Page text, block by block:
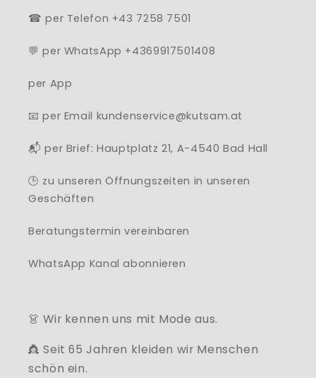
☎ per Telefon +43 7258 7501
💬 per WhatsApp +4369917501408
per App
📧 per Email kundenservice@kutsam.at
📬 per Brief: Hauptplatz 21, A-4540 Bad Hall
🕒 zu unseren Öffnungszeiten in unseren
Geschäften
Beratungstermin vereinbaren
WhatsApp Kanal abonnieren
👗 Wir kennen uns mit Mode aus.
👸 Seit 65 Jahren kleiden wir Menschen
schön ein.